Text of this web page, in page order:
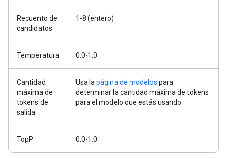
Recuento de
candidatos
1-8 (entero)
Temperatura 0.0-1.0
Cantidad
máxima de
tokens de
salida
Usa la página de modelos para
determinar la cantidad máxima de tokens
para el modelo que estás usando.
TopP 0.0-1.0